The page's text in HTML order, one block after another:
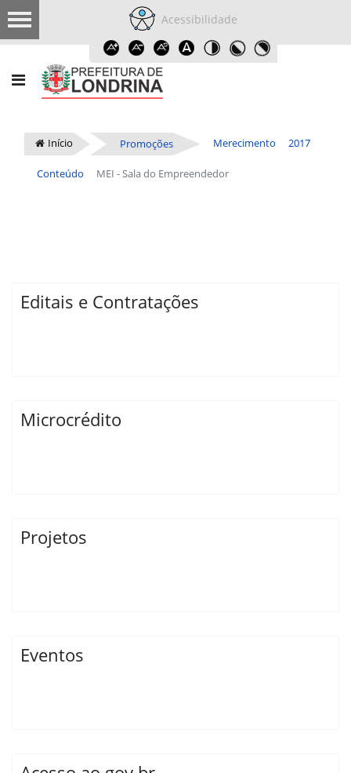
Acessibilidade
Início Promoções Merecimento 2017
Conteúdo MEI - Sala do Empreendedor
Editais e Contratações
Microcrédito
Projetos
Eventos